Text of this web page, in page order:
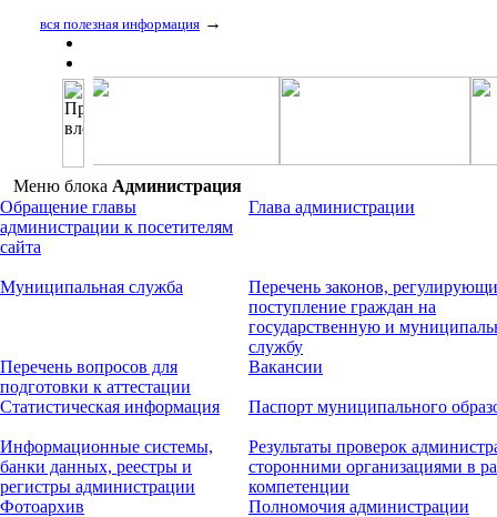
вся полезная информация →
Меню блока Администрация
Обращение главы
администрации к посетителям
сайта
Глава администрации
Муниципальная служба
Перечень законов,
поступление граждан на
государственную и
службу
Перечень вопросов для
подготовки к аттестации
Вакансии
Статистическая информация Паспорт муниципального
Информационные системы,
банки данных, реестры и
регистры администрации
Результаты проверок
сторонними организациями в
компетенции
Фотоархив
Полномочия администрации